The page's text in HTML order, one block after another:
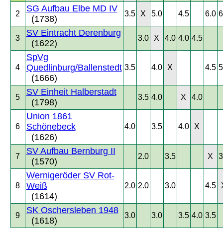
2
SG Aufbau Elbe MD IV
(1738)
3.5 X 5.0 4.5 6.0
3
SV Eintracht Derenburg
(1622)
3.0 X 4.0 4.0 4.5
4
SpVg
Quedlinburg/Ballenstedt
(1666)
3.5 4.0 X 4.5
5
SV Einheit Halberstadt
(1798)
3.5 4.0 X 4.0
6
Union 1861
Schönebeck
(1626)
4.0 3.5 4.0 X
7
SV Aufbau Bernburg II
(1570)
2.0 3.5 X
8
Wernigeröder SV Rot-
Weiß
(1614)
2.0 2.0 3.0 4.5
9
SK Oschersleben 1948
(1618)
3.0 3.0 3.5 4.0 3.5